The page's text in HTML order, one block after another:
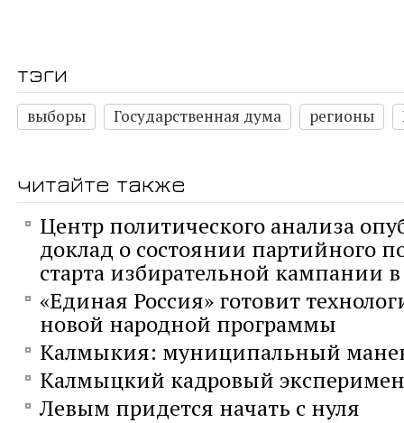
тэги
выборы Государственная дума регионы
читайте также
Центр политического анализа
доклад о состоянии партийного
старта избирательной кампании
«Единая Россия» готовит
новой народной программы
Калмыкия: муниципальный
Калмыцкий кадровый
Левым придется начать с нуля